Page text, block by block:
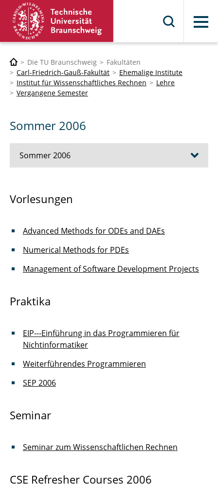
Menü
Die TU Braunschweig
Fakultäten
Carl-Friedrich-Gauß-Fakultät
Ehemalige Institute
Institut für Wissenschaftliches Rechnen
Lehre
Vergangene Semester
Sommer 2006
Sommer 2006
auf Basis der CTL
Fortgeschrittene Methoden für ODEs und
DAEs
Introduction to Programming
Management of Software Development
Vorlesungen
Advanced Methods for ODEs and DAEs
Numerical Methods for PDEs
Management of Software Development Projects
Praktika
EIP---Einführung in das Programmieren für
Nichtinformatiker
Weiterführendes Programmieren
SEP 2006
Seminar
Seminar zum Wissenschaftlichen Rechnen
CSE Refresher Courses 2006